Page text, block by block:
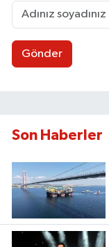
Gönder
Son Haberler